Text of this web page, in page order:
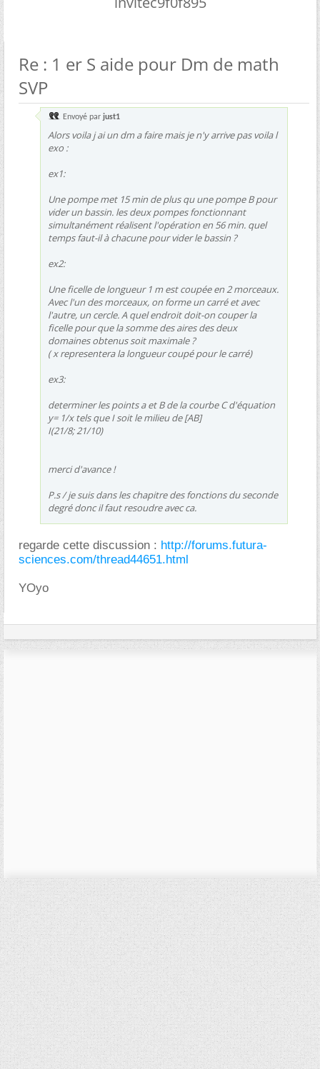
Re : 1 er S aide pour Dm de math
SVP
Envoyé par just1
Alors voila j ai un dm a faire mais je n'y arrive pas voila l
exo :
ex1:
Une pompe met 15 min de plus qu une pompe B pour
vider un bassin. les deux pompes fonctionnant
simultanément réalisent l'opération en 56 min. quel
temps faut-il à chacune pour vider le bassin ?
ex2:
Une ficelle de longueur 1 m est coupée en 2 morceaux.
Avec l'un des morceaux, on forme un carré et avec
l'autre, un cercle. A quel endroit doit-on couper la
ficelle pour que la somme des aires des deux
domaines obtenus soit maximale ?
( x representera la longueur coupé pour le carré)
ex3:
determiner les points a et B de la courbe C d'équation
y= 1/x tels que I soit le milieu de [AB]
I(21/8; 21/10)
merci d'avance !
P.s / je suis dans les chapitre des fonctions du seconde
degré donc il faut resoudre avec ca.
regarde cette discussion : http://forums.futura-
sciences.com/thread44651.html
YOyo